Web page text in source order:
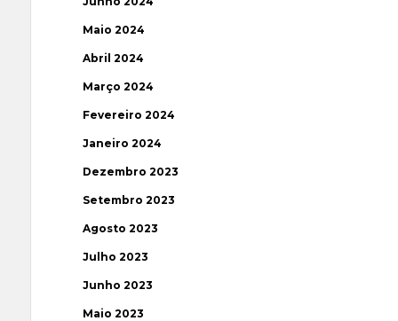
Maio 2024
Abril 2024
Março 2024
Fevereiro 2024
Janeiro 2024
Dezembro 2023
Setembro 2023
Agosto 2023
Julho 2023
Junho 2023
Maio 2023